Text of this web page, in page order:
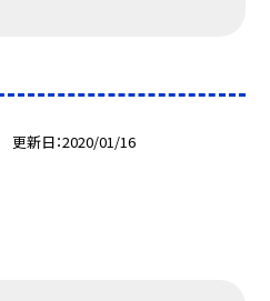
更新日 2020/01/16